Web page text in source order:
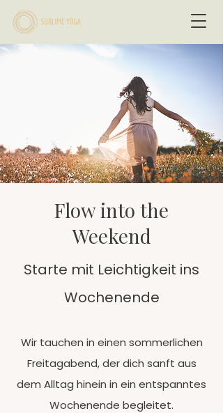
Flow into the
Weekend
Starte mit Leichtigkeit ins
Wochenende​
Wir tauchen in einen sommerlichen
Freitagabend, der dich sanft aus
dem Alltag hinein in ein entspanntes
Wochenende begleitet.